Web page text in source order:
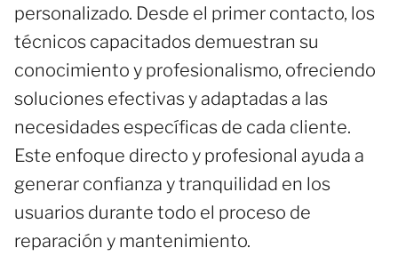
personalizado. Desde el primer contacto, los
técnicos capacitados demuestran su
conocimiento y profesionalismo, ofreciendo
soluciones efectivas y adaptadas a las
necesidades específicas de cada cliente.
Este enfoque directo y profesional ayuda a
generar confianza y tranquilidad en los
usuarios durante todo el proceso de
reparación y mantenimiento.